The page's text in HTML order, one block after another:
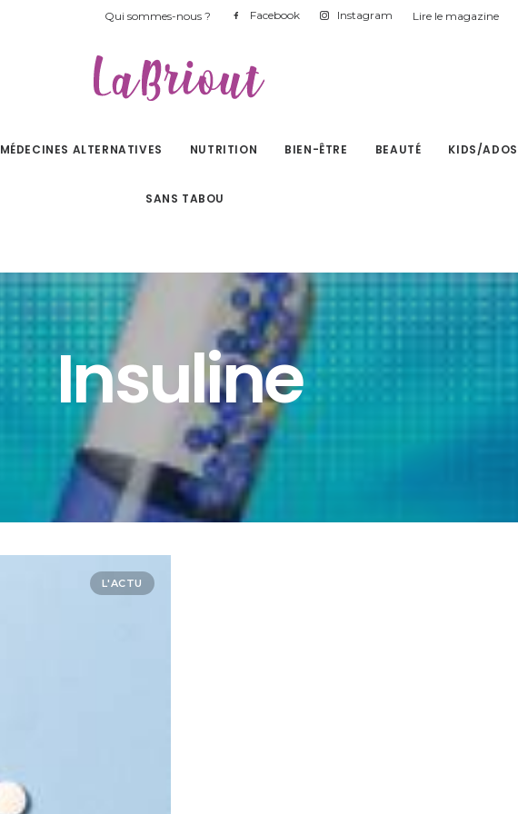
Qui sommes-nous ? Facebook Instagram Lire le magazine
MÉDECINES ALTERNATIVES NUTRITION BIEN-ÊTRE BEAUTÉ KIDS/ADOS
SANS TABOU
Insuline
L'ACTU